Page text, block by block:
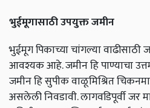
भुईमूगासाठीउपयुक्तजमीन
भुईमूग पिकाच्या चांगल्या
आवश्यक आहे. जमीन हि पाण्याचा
जमीन हि सुपीक वाळूमिश्रित
असलेली निवडावी. लागवडिपूर्वी जर